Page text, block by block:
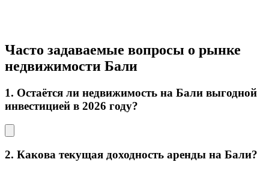
Часто задаваемые вопросы о рынке
недвижимости Бали
1. Остаётся ли недвижимость на Бали выгодной
инвестицией в 2026 году?
2. Какова текущая доходность аренды на Бали?